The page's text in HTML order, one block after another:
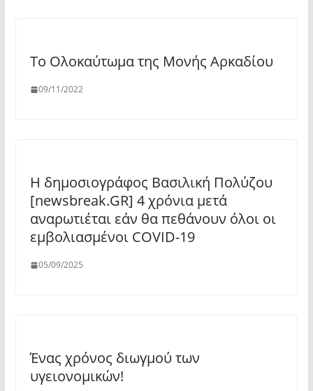
Το Ολοκαύτωμα της Μονής Αρκαδίου
09/11/2022
Η δημοσιογράφος Βασιλική Πολύζου
[newsbreak.GR] 4 χρόνια μετά
αναρωτιέται εάν θα πεθάνουν όλοι οι
εμβολιασμένοι COVID-19
05/09/2025
Ένας χρόνος διωγμού των
υγειονομικών!